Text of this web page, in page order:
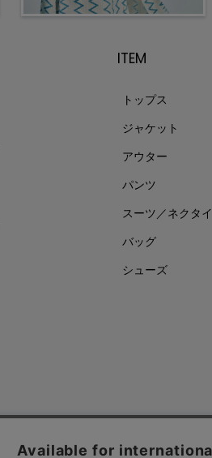
ITEM
トップス
ジャケット
アウター
パンツ
スーツ／ネクタイ
バッグ
シューズ